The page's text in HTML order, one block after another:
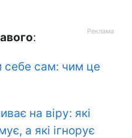
:
себе сам: чим це
на віру: які
а які ігнорує